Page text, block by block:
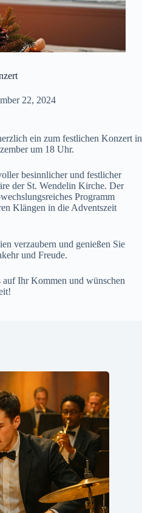
22, 2024
ein zum festlichen Konzert in
um 18 Uhr.
besinnlicher und festlicher
der St. Wendelin Kirche. Der
Programm
Klängen in die Adventszeit
verzaubern und genießen Sie
und Freude.
Ihr Kommen und wünschen